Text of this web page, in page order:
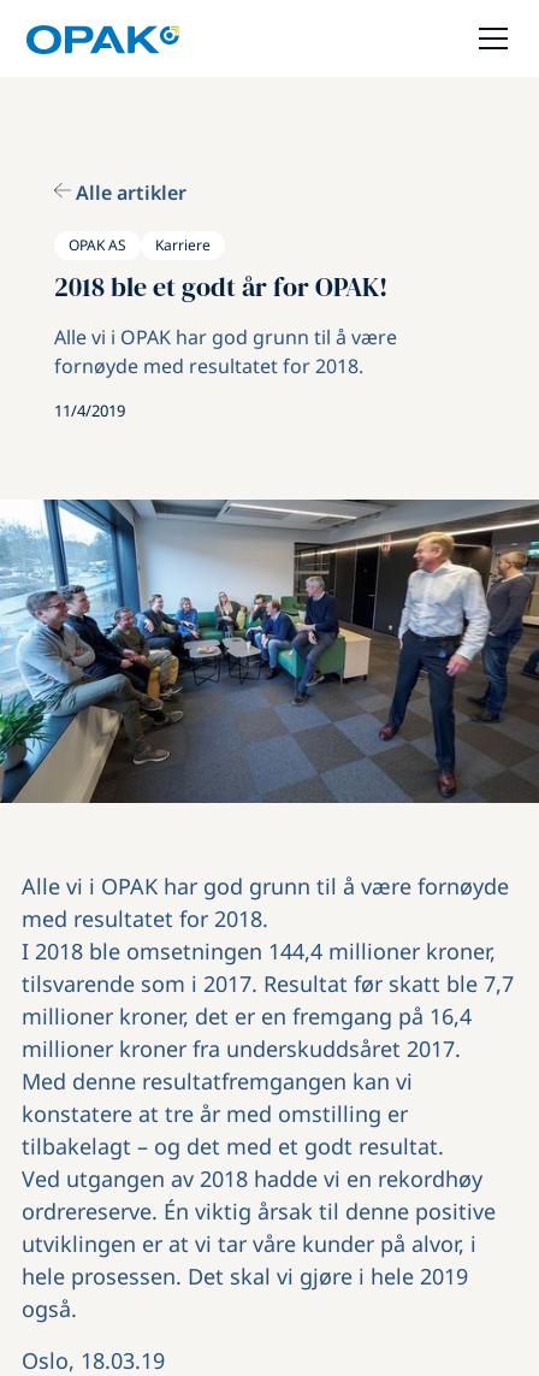
Alle artikler
OPAK AS Karriere
2018 ble et godt år for OPAK!
Alle vi i OPAK har god grunn til å være
fornøyde med resultatet for 2018.
11/4/2019
Alle vi i OPAK har god grunn til å være fornøyde
med resultatet for 2018.
I 2018 ble omsetningen 144,4 millioner kroner,
tilsvarende som i 2017. Resultat før skatt ble 7,7
millioner kroner, det er en fremgang på 16,4
millioner kroner fra underskuddsåret 2017.
Med denne resultatfremgangen kan vi
konstatere at tre år med omstilling er
tilbakelagt – og det med et godt resultat.
Ved utgangen av 2018 hadde vi en rekordhøy
ordrereserve. Én viktig årsak til denne positive
utviklingen er at vi tar våre kunder på alvor, i
hele prosessen. Det skal vi gjøre i hele 2019
også.
Oslo, 18.03.19